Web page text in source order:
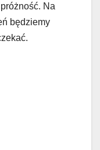
Na
będziemy